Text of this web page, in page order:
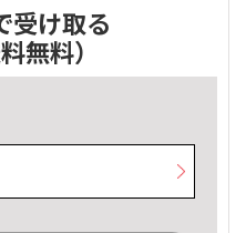
受け取る
料無料）